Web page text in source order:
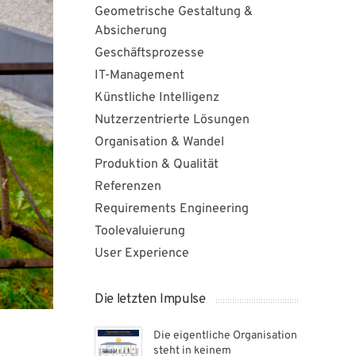
Geometrische Gestaltung &
Absicherung
Geschäftsprozesse
IT-Management
Künstliche Intelligenz
Nutzerzentrierte Lösungen
Organisation & Wandel
Produktion & Qualität
Referenzen
Requirements Engineering
Toolevaluierung
User Experience
Die letzten Impulse
Die eigentliche Organisation
steht in keinem